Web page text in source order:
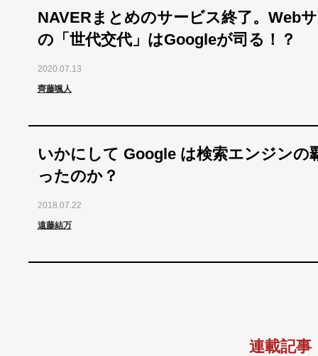
NAVERまとめのサービス終了。Web
の「世代交代」はGoogleが司る！？
2020.07.13
齊藤颯人
いかにして Google は検索エンジンの
ったのか？
2018.07.22
遠藤結万
連載記事